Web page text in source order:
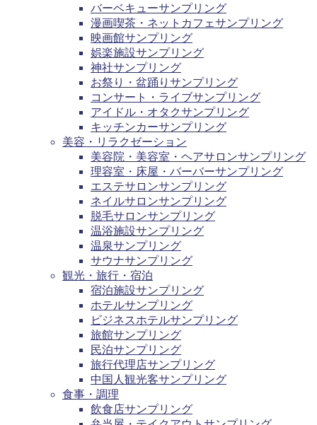
バーベキューサンプリング
漫画喫茶・ネットカフェサンプリング
映画館サンプリング
娯楽施設サンプリング
神社サンプリング
お祭り・盆踊りサンプリング
コンサート・ライブサンプリング
アイドル・オタクサンプリング
キッチンカーサンプリング
美容・リラクゼーション
美容院・美容室・ヘアサロンサンプリング
理容室・床屋・バーバーサンプリング
エステサロンサンプリング
ネイルサロンサンプリング
脱毛サロンサンプリング
温浴施設サンプリング
温泉サンプリング
サウナサンプリング
観光・旅行・宿泊
宿泊施設サンプリング
ホテルサンプリング
ビジネスホテルサンプリング
旅館サンプリング
民泊サンプリング
旅行代理店サンプリング
中国人観光客サンプリング
食事・調理
飲食店サンプリング